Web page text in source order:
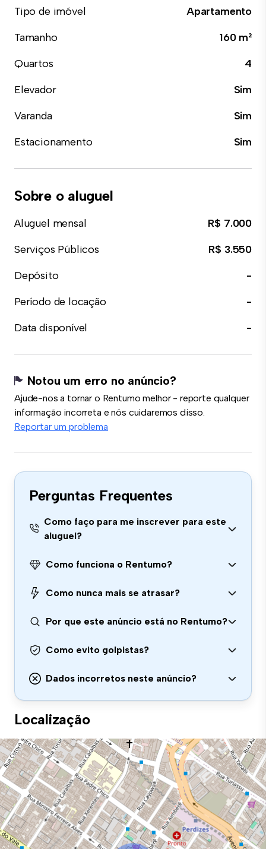
Tipo de imóvel
Apartamento
Tamanho
160 m²
Quartos
4
Elevador
Sim
Varanda
Sim
Estacionamento
Sim
Sobre o aluguel
Aluguel mensal
R$ 7.000
Serviços Públicos
R$ 3.550
Depósito
-
Período de locação
-
Data disponível
-
Notou um erro no anúncio?
Ajude-nos a tornar o Rentumo melhor - reporte qualquer
informação incorreta e nós cuidaremos disso.
Reportar um problema
Perguntas Frequentes
Como faço para me inscrever para este
aluguel?
Como funciona o Rentumo?
Como nunca mais se atrasar?
Por que este anúncio está no Rentumo?
Como evito golpistas?
Dados incorretos neste anúncio?
Localização